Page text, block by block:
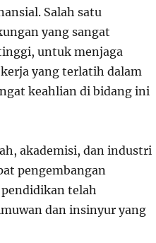
Salah satu
yang sangat
untuk menjaga
yang terlatih dalam
keahlian di bidang ini
akademisi, dan industri
pengembangan
telah
dan insinyur yang